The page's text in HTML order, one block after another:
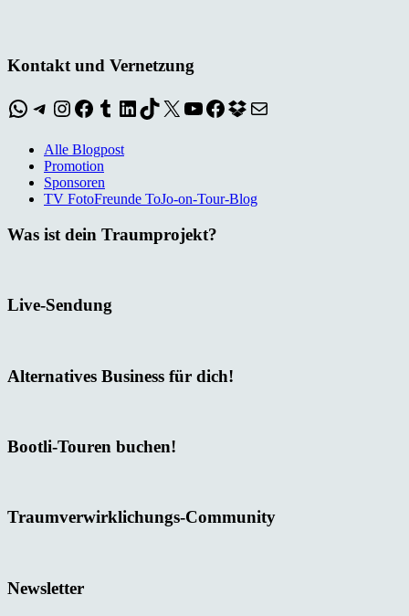
Kontakt und Vernetzung
WhatsApp
Telegram
Instagram
Facebook
Tumblr
LinkedIn
TikTok
X YouTube
Facebook
Dropbox
E-Mail
Alle Blogpost
Promotion
Sponsoren
TV FotoFreunde ToJo-on-Tour-Blog
Was ist dein Traumprojekt?
Live-Sendung
Alternatives Business für dich!
Bootli-Touren buchen!
Traumverwirklichungs-Community
Newsletter